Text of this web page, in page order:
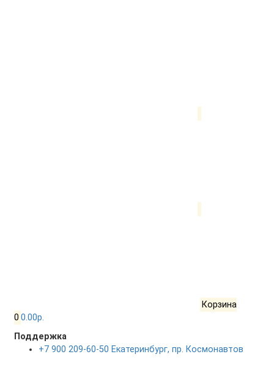
Корзина
0 0.00р.
Поддержка
+7 900 209-60-50 Екатеринбург, пр. Космонавтов